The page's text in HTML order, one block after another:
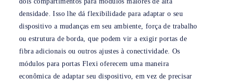
densidade. Isso lhe dá flexibilidade para adaptar o seu
dispositivo a mudanças em seu ambiente, força de trabalho
ou estrutura de borda, que podem vir a exigir portas de
fibra adicionais ou outros ajustes à conectividade. Os
módulos para portas Flexi oferecem uma maneira
econômica de adaptar seu dispositivo, em vez de precisar